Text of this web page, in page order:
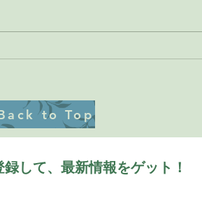
さの気温になりまし
か若々しい緑の芽が吹
to Top
して、最新情報をゲット！